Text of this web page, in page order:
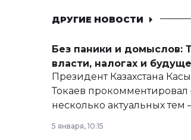
ДРУГИЕ НОВОСТИ
Без паники и домыслов:
власти, налогах и
Президент Казахстана
Токаев прокомментировал
несколько актуальных тем
армии, экономики и
5 января, 10:15